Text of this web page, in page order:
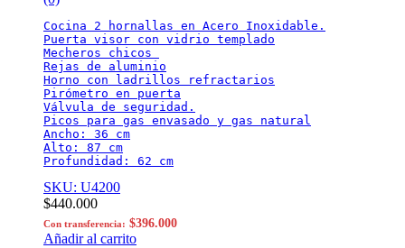
Cocina 2 hornallas en Acero Inoxidable.
Puerta visor con vidrio templado
Mecheros chicos
Rejas de aluminio
Horno con ladrillos refractarios
Pirómetro en puerta
Válvula de seguridad.
Picos para gas envasado y gas natural
Ancho: 36 cm
Alto: 87 cm
Profundidad: 62 cm
SKU: U4200
$440.000
Con transferencia: $396.000
Añadir al carrito